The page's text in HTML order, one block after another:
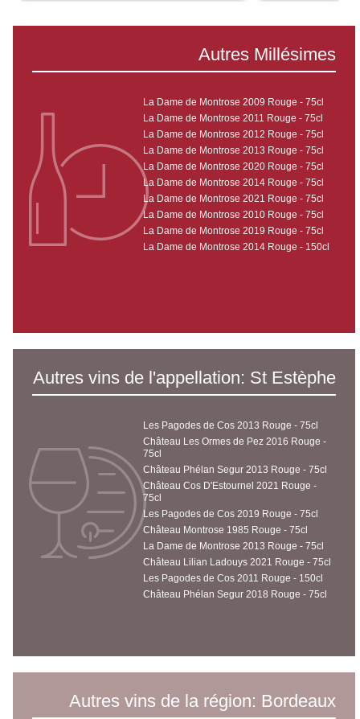
Autres Millésimes
La Dame de Montrose 2009 Rouge - 75cl
La Dame de Montrose 2011 Rouge - 75cl
La Dame de Montrose 2012 Rouge - 75cl
La Dame de Montrose 2013 Rouge - 75cl
La Dame de Montrose 2020 Rouge - 75cl
La Dame de Montrose 2014 Rouge - 75cl
La Dame de Montrose 2021 Rouge - 75cl
La Dame de Montrose 2010 Rouge - 75cl
La Dame de Montrose 2019 Rouge - 75cl
La Dame de Montrose 2014 Rouge - 150cl
Autres vins de l'appellation: St Estèphe
Les Pagodes de Cos 2013 Rouge - 75cl
Château Les Ormes de Pez 2016 Rouge -
75cl
Château Phélan Segur 2013 Rouge - 75cl
Château Cos D'Estournel 2021 Rouge -
75cl
Les Pagodes de Cos 2019 Rouge - 75cl
Château Montrose 1985 Rouge - 75cl
La Dame de Montrose 2013 Rouge - 75cl
Château Lilian Ladouys 2021 Rouge - 75cl
Les Pagodes de Cos 2011 Rouge - 150cl
Château Phélan Segur 2018 Rouge - 75cl
Autres vins de la région: Bordeaux